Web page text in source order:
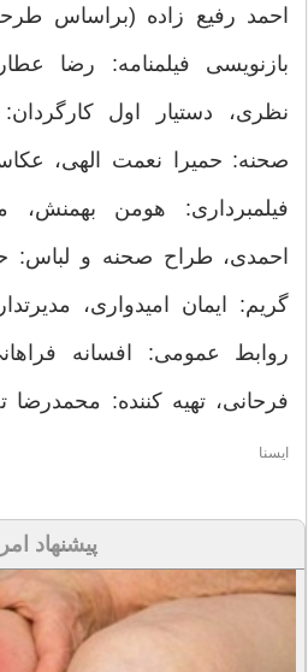
احمد رفیع زاده (براساس
بازنویسی فیلمنامه: رضا
نظری، دستیار اول
صحنه: حمیرا نعمت الهی،
فیلمبرداری: هومن بهمنش،
احمدی، طراح صحنه و لباس:
گریم: ایمان امیدواری،
روابط عمومی: افسانه
فرحانی، تهیه كننده:
ايسنا
پیشنهاد